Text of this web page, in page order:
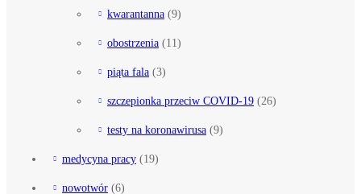
kwarantanna (9)
obostrzenia (11)
piąta fala (3)
szczepionka przeciw COVID-19 (26)
testy na koronawirusa (9)
medycyna pracy (19)
nowotwór (6)